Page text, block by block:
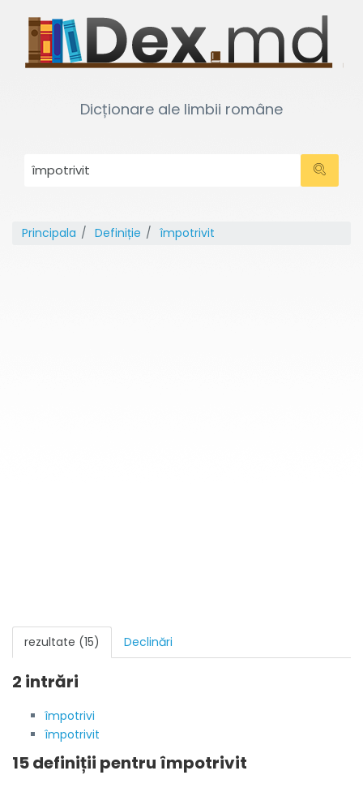
Dicționare ale limbii române
Principala Definiție împotrivit
rezultate (15) Declinări
2 intrări
împotrivi
împotrivit
15 definiții pentru împotrivit